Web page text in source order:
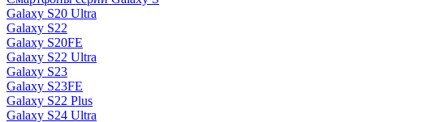
Galaxy S20 Ultra
Galaxy S22
Galaxy S20FE
Galaxy S22 Ultra
Galaxy S23
Galaxy S23FE
Galaxy S22 Plus
Galaxy S24 Ultra